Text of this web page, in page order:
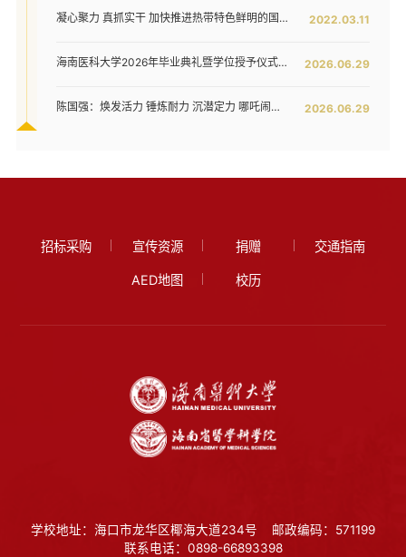
2022.03.11
凝心聚力 真抓实干 加快推进热带特色鲜明的国际化高水平医科大学建设步伐 ——我校六届五次教代会暨七届二次工代会隆重开幕
2026.06.29
海南医科大学2026年毕业典礼暨学位授予仪式举行
2026.06.29
陈国强：焕发活力 锤炼耐力 沉潜定力 哪吒闹海拓新程——在海南医科大学2026年毕业典礼上的讲话
招标采购 宣传资源 捐赠 交通指南
AED地图 校历
学校地址：海口市龙华区椰海大道234号
邮政编码：571199
联系电话：0898-66893398